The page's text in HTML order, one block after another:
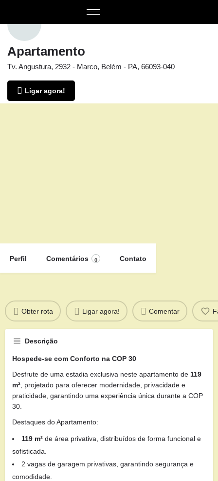
Apartamento
Tv. Angustura, 2932 - Marco, Belém - PA, 66093-040
Ligar agora!
Perfil Comentários 0 Contato
Obter rota Ligar agora! Comentar
Descrição
Hospede-se com Conforto na COP 30
Desfrute de uma estadia exclusiva neste apartamento de 119
m² , projetado para oferecer modernidade, privacidade e
praticidade, garantindo uma experiência única durante a COP
30.
Destaques do Apartamento:
119 m² de área privativa, distribuídos de forma funcional e
sofisticada.
2 vagas de garagem privativas, garantindo segurança e
comodidade.